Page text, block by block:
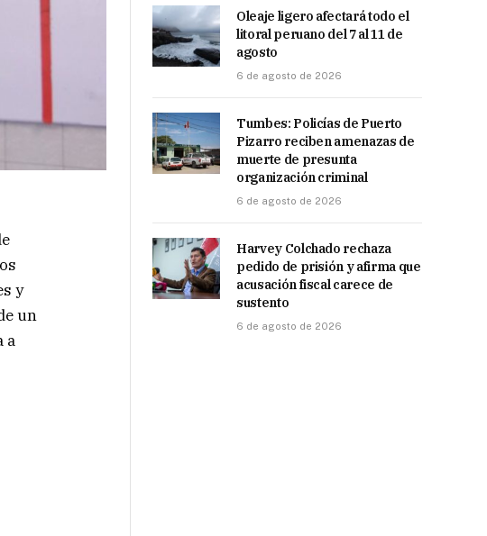
y
un
a
Oleaje ligero afectará todo el
litoral peruano del 7 al 11 de
agosto
6 de agosto de 2026
Tumbes: Policías de Puerto
Pizarro reciben amenazas de
muerte de presunta
organización criminal
6 de agosto de 2026
Harvey Colchado rechaza
pedido de prisión y afirma que
acusación fiscal carece de
sustento
6 de agosto de 2026